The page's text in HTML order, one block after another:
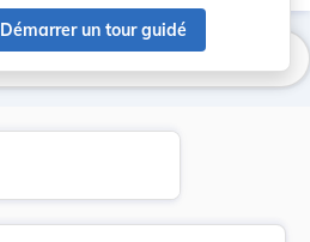
Démarrer un tour guidé